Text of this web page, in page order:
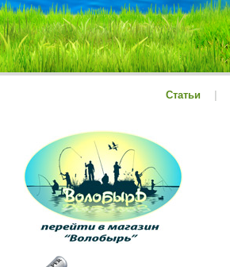
Статьи